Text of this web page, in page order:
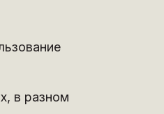
в разном